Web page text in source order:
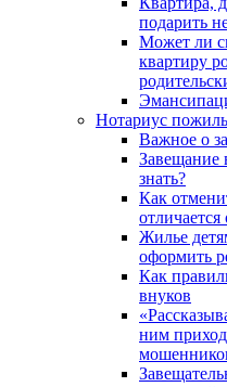
подарить
Может ли
квартиру
Нотариус
Важное о
Завещание
знать?
Как
отличается
Жилье
оформить
Как
внуков
ним